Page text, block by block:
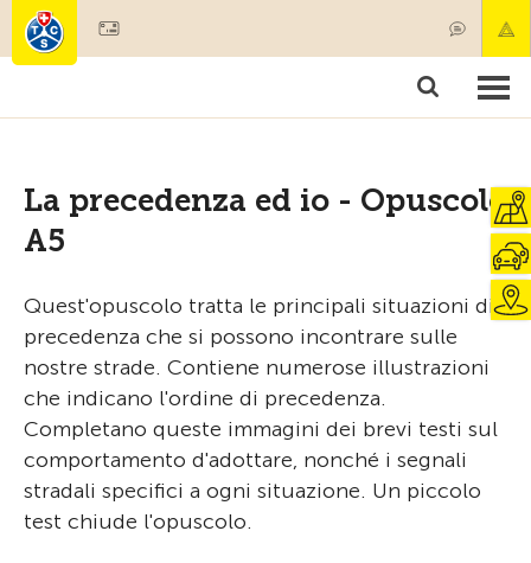
Prodotti & Servizi
La precedenza ed io - Opuscolo
A5
Quest'opuscolo tratta le principali situazioni di
precedenza che si possono incontrare sulle
nostre strade. Contiene numerose illustrazioni
che indicano l'ordine di precedenza.
Completano queste immagini dei brevi testi sul
comportamento d'adottare, nonché i segnali
stradali specifici a ogni situazione. Un piccolo
test chiude l'opuscolo.